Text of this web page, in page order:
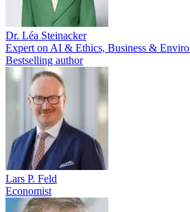
Dr. Léa Steinacker
Expert on AI & Ethics, Business &
Bestselling author
Lars P. Feld
Economist